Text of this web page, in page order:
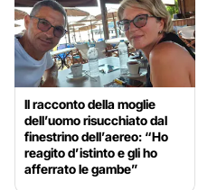
Il racconto della moglie
dell’uomo risucchiato dal
finestrino dell’aereo: “Ho
reagito d’istinto e gli ho
afferrato le gambe”